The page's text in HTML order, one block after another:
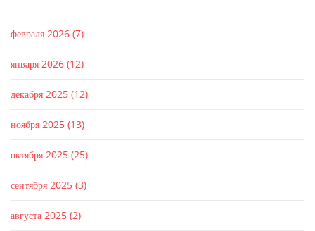
февраля 2026 (7)
января 2026 (12)
декабря 2025 (12)
ноября 2025 (13)
октября 2025 (25)
сентября 2025 (3)
августа 2025 (2)